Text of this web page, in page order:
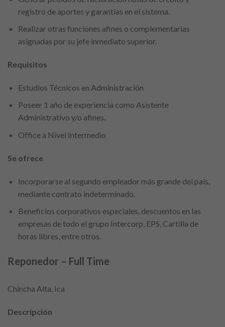
registro de aportes y garantías en el sistema.
Realizar otras funciones afines o complementarias
asignadas por su jefe inmediato superior.
Requisitos
Estudios Técnicos en Administración
Poseer 1 año de experiencia como Asistente
Administrativo y/o afines.
Office a Nivel Intermedio
Se ofrece
Incorporarse al segundo empleador más grande del país,
mediante contrato indeterminado.
Beneficios corporativos especiales, descuentos en las
empresas de todo el grupo Intercorp, EPS, Cartilla de
horas libres, entre otros.
Reponedor – Full Time
Chincha Alta, Ica
Descripción